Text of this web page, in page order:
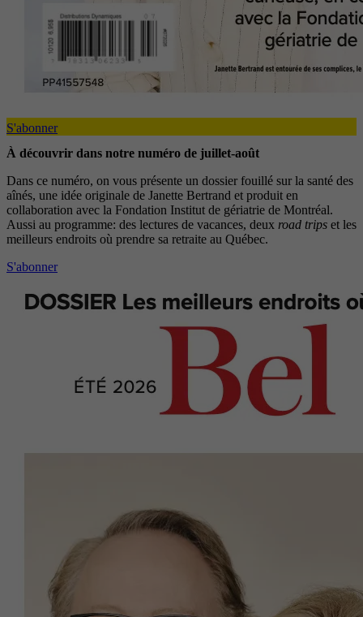
S'abonner
À découvrir dans notre numéro de juillet-août
Dans ce numéro, on vous présente un dossier fouillé sur la santé des
aînés, une idée originale de Janette Bertrand et produit en
collaboration avec la Fondation Institut de gériatrie de Montréal.
Aussi au programme: des lectures de vacances, deux road trips et les
meilleurs endroits où prendre sa retraite au Québec.
S'abonner